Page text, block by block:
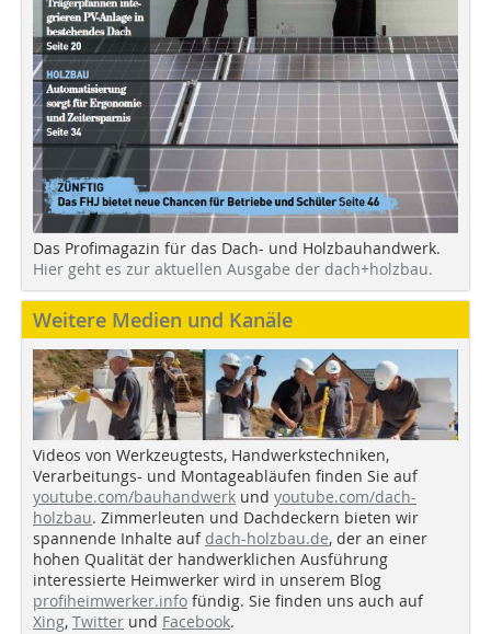
Das Profimagazin für das Dach- und Holzbauhandwerk.
Hier geht es zur aktuellen Ausgabe der dach+holzbau.
Weitere Medien und Kanäle
Videos von Werkzeugtests, Handwerkstechniken,
Verarbeitungs- und Montageabläufen finden Sie auf
youtube.com/bauhandwerk und youtube.com/dach-
holzbau. Zimmerleuten und Dachdeckern bieten wir
spannende Inhalte auf dach-holzbau.de, der an einer
hohen Qualität der handwerklichen Ausführung
interessierte Heimwerker wird in unserem Blog
profiheimwerker.info fündig. Sie finden uns auch auf
Xing, Twitter und Facebook.